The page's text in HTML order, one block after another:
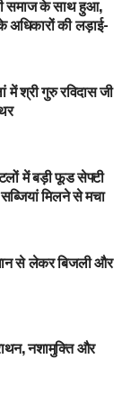
हुए कहा,
आपस में मिल
विकल्प खड़ा न हो
है।”
तारीफ करते हुए
लिए ऐतिहासिक
है, इसलिए लोग
समाज के साथ हुआ,
अधिकारों की लड़ाई-
श्री गुरु रविदास जी
में बड़ी फूड सेफ्टी
मिलने से मचा
से लेकर बिजली और
नशामुक्ति और